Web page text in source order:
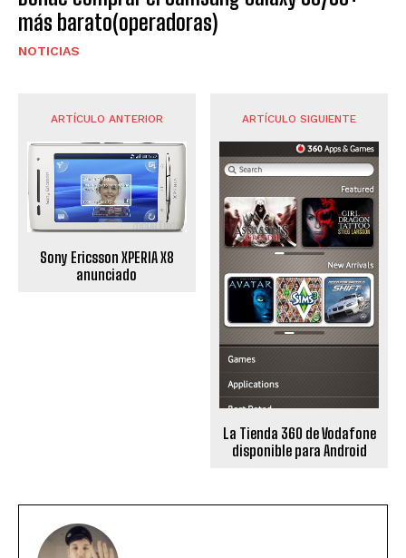
más barato(operadoras)
NOTICIAS
ARTÍCULO ANTERIOR
Sony Ericsson XPERIA X8
anunciado
ARTÍCULO SIGUIENTE
La Tienda 360 de Vodafone
disponible para Android